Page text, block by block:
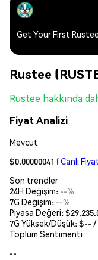
Get Your First
Rustee
Rustee hakkında
Fiyat Analizi
Mevcut
$0.00000041 (Canlı
Son trendler
24H Değişim: --%
7G Değişim: --%
Piyasa Değeri:
7G Yüksek/Düşük: $-- /
Toplum Sentimenti
--